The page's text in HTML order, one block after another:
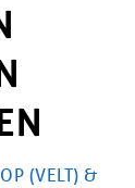
(VELT) &